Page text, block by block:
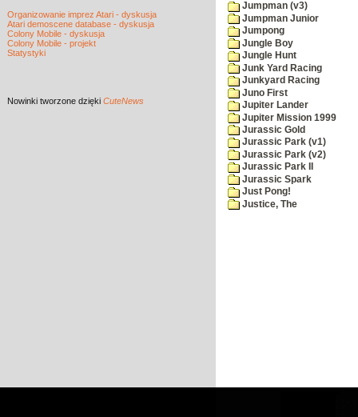
Organizowanie imprez Atari - dyskusja
Atari demoscene database - dyskusja
Colony Mobile - dyskusja
Colony Mobile - projekt
Statystyki
Nowinki tworzone dzięki CuteNews
Jumpman (v3)
Jumpman Junior
Jumpong
Jungle Boy
Jungle Hunt
Junk Yard Racing
Junkyard Racing
Juno First
Jupiter Lander
Jupiter Mission 1999
Jurassic Gold
Jurassic Park (v1)
Jurassic Park (v2)
Jurassic Park II
Jurassic Spark
Just Pong!
Justice, The